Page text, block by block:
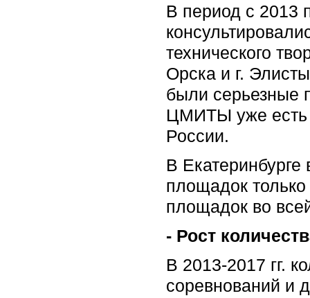
В период с 2013
технического
Орска и г.
были серьезные
ЦМИТЫ уже есть
России.
В
площадок
площадок во
- Рост
В 2013-2017 гг.
соревнований и